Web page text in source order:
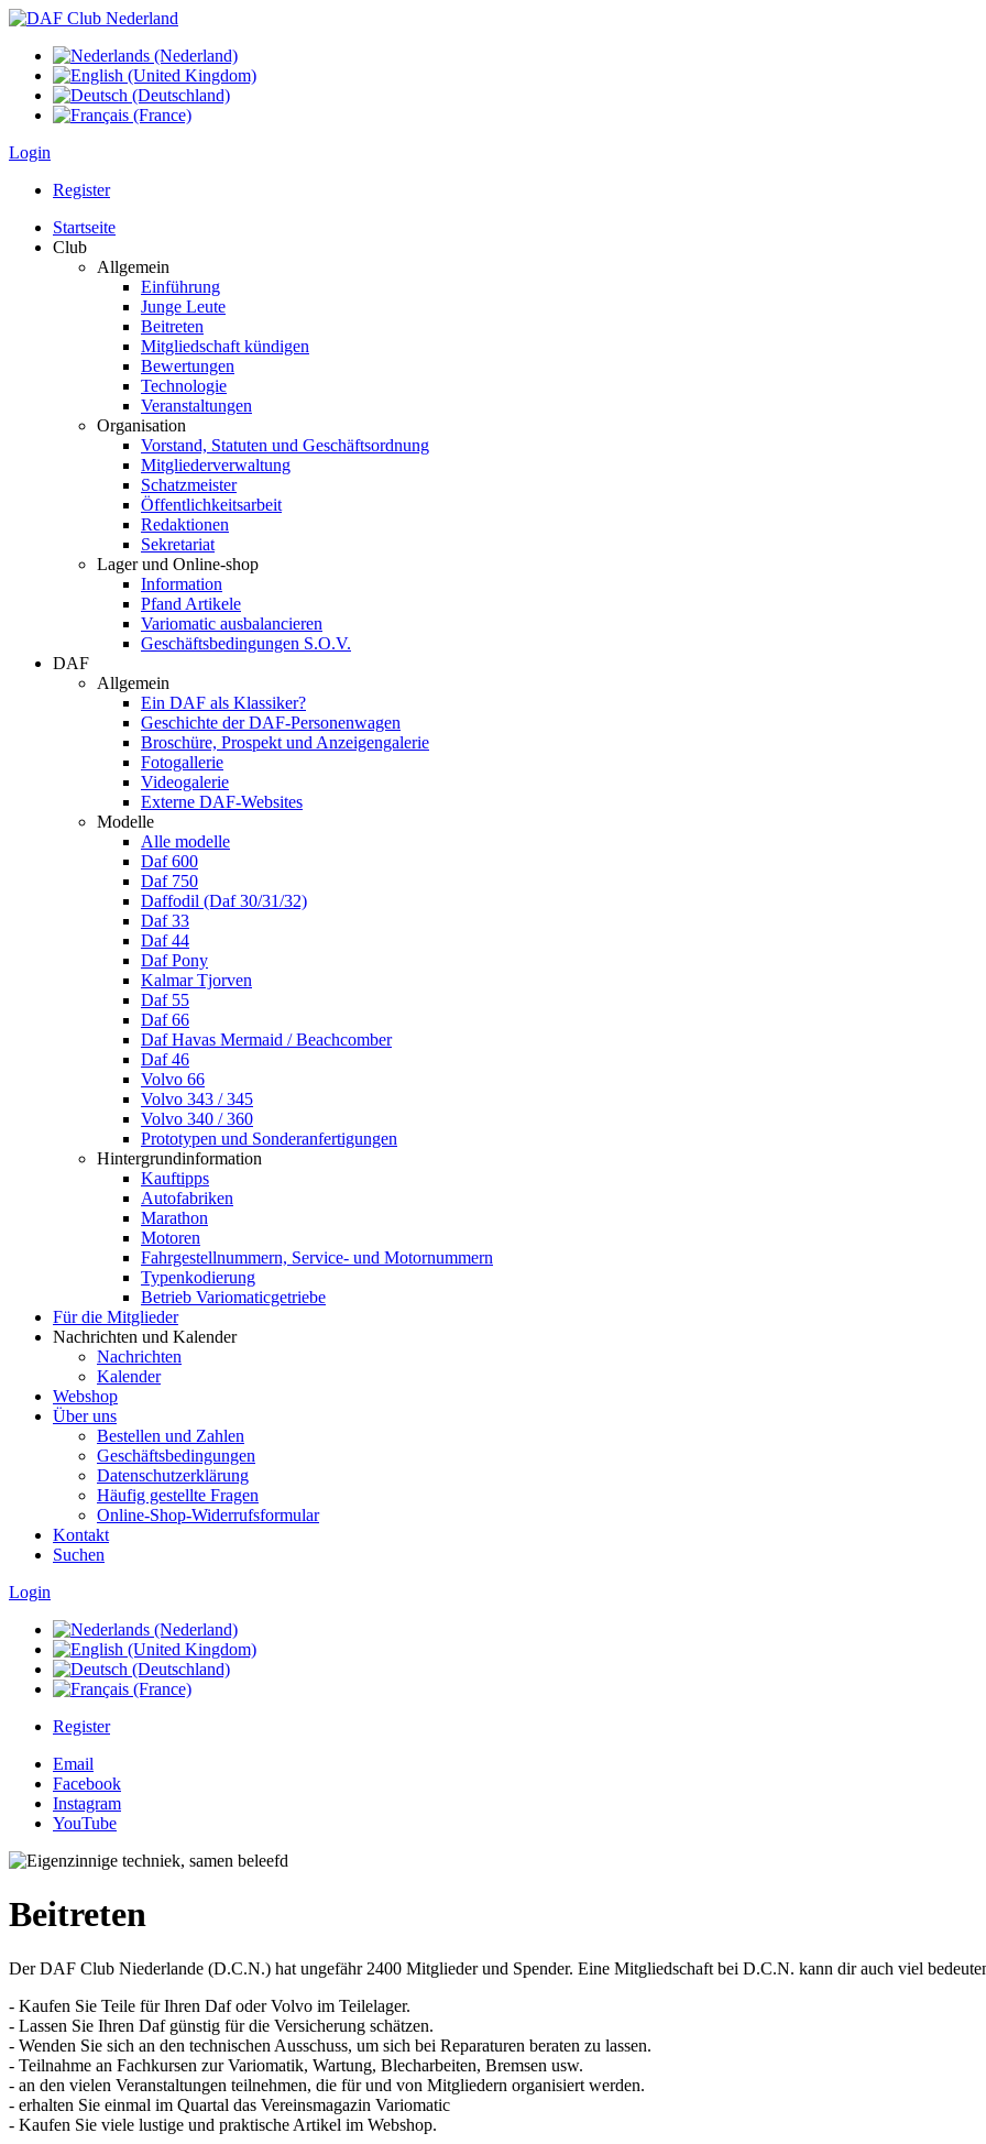
Login
Register
Startseite
Club
Allgemein
Einführung
Junge Leute
Beitreten
Mitgliedschaft kündigen
Bewertungen
Technologie
Veranstaltungen
Organisation
Vorstand, Statuten und Geschäftsordnung
Mitgliederverwaltung
Schatzmeister
Öffentlichkeitsarbeit
Redaktionen
Sekretariat
Lager und Online-shop
Information
Pfand Artikele
Variomatic ausbalancieren
Geschäftsbedingungen S.O.V.
DAF
Allgemein
Ein DAF als Klassiker?
Geschichte der DAF-Personenwagen
Broschüre, Prospekt und Anzeigengalerie
Fotogallerie
Videogalerie
Externe DAF-Websites
Modelle
Alle modelle
Daf 600
Daf 750
Daffodil (Daf 30/31/32)
Daf 33
Daf 44
Daf Pony
Kalmar Tjorven
Daf 55
Daf 66
Daf Havas Mermaid / Beachcomber
Daf 46
Volvo 66
Volvo 343 / 345
Volvo 340 / 360
Prototypen und Sonderanfertigungen
Hintergrundinformation
Kauftipps
Autofabriken
Marathon
Motoren
Fahrgestellnummern, Service- und Motornummern
Typenkodierung
Betrieb Variomaticgetriebe
Für die Mitglieder
Nachrichten und Kalender
Nachrichten
Kalender
Webshop
Über uns
Bestellen und Zahlen
Geschäftsbedingungen
Datenschutzerklärung
Häufig gestellte Fragen
Online-Shop-Widerrufsformular
Kontakt
Suchen
Login
Register
Email
Facebook
Instagram
YouTube
Beitreten
Der DAF Club Niederlande (D.C.N.) hat ungefähr 2400 Mitglieder und Spender. Eine Mitgliedschaft bei D.C.N. kann dir auch viel
- Kaufen Sie Teile für Ihren Daf oder Volvo im Teilelager.
- Lassen Sie Ihren Daf günstig für die Versicherung schätzen.
- Wenden Sie sich an den technischen Ausschuss, um sich bei Reparaturen beraten zu lassen.
- Teilnahme an Fachkursen zur Variomatik, Wartung, Blecharbeiten, Bremsen usw.
- an den vielen Veranstaltungen teilnehmen, die für und von Mitgliedern organisiert werden.
- erhalten Sie einmal im Quartal das Vereinsmagazin Variomatic
- Kaufen Sie viele lustige und praktische Artikel im Webshop.